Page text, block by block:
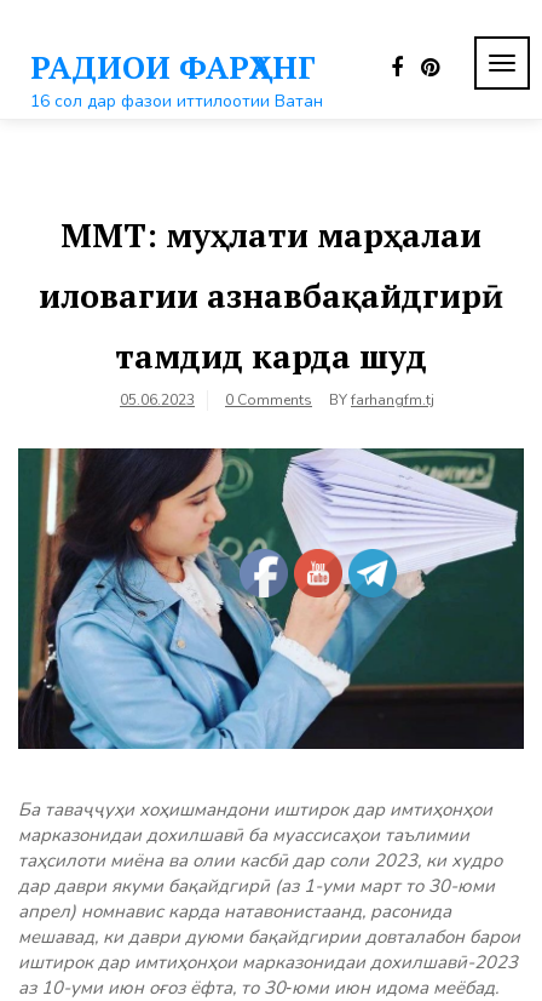
контентуРАДИОИ ФАРҲАНГ
16 сол дар фазои иттилоотии Ватан
ММТ: муҳлати марҳалаи
иловагии азнавбақайдгирӣ
тамдид карда шуд
05.06.2023 0 Comments BYfarhangfm.tj
Ба таваҷҷуҳи хоҳишмандони иштирок дар имтиҳонҳои
марказонидаи дохилшавӣ ба муассисаҳои таълимии
таҳсилоти миёна ва олии касбӣ дар соли 2023, ки худро
дар даври якуми бақайдгирӣ (аз 1-уми март то 30-юми
апрел) номнавис карда натавонистаанд, расонида
мешавад, ки даври дуюми бақайдгирии довталабон барои
иштирок дар имтиҳонҳои марказонидаи дохилшавӣ-2023
аз 10-уми июн оғоз ёфта, то 30‑юми июн идома меёбад.